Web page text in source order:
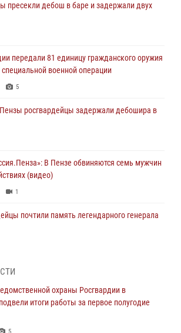
пресекли дебош в баре и задержали двух
передали 81 единицу гражданского оружия
военной операции
5
росгвардейцы задержали дебошира в
В Пензе обвиняются семь мужчин
(видео)
1
почтили память легендарного генерала
ОМОН «Страж» познакомили участников
оказали помощь
охраны Росгвардии в
итоги работы за первое полугодие